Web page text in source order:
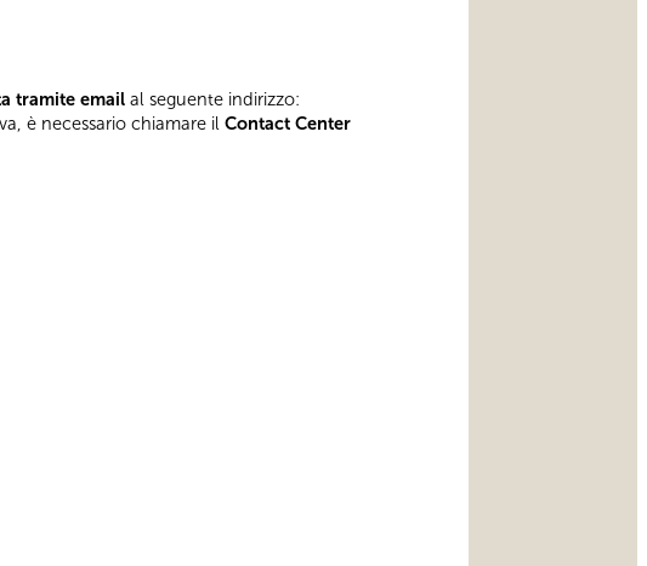
tramite email al seguente indirizzo:
è necessario chiamare il Contact Center